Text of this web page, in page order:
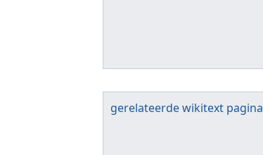
gerelateerde wikitext pagina